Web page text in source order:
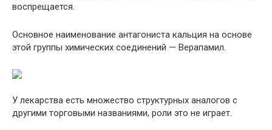
воспрещается.
Основное наименование антагониста кальция на основе
этой группы химических соединений — Верапамил.
У лекарства есть множество структурных аналогов с
другими торговыми названиями, роли это не играет.